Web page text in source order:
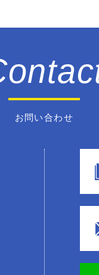
お問い合わせ